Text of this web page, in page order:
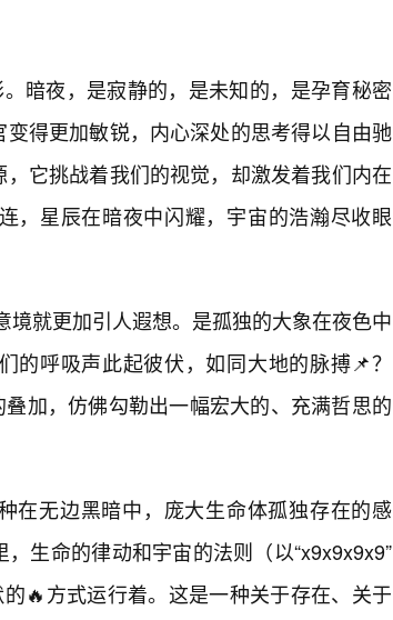
暗夜，是寂静的，是未知的，是孕育秘密
得更加敏锐，内心深处的思考得以自由驰
它挑战着我们的视觉，却激发着我们内在
，星辰在暗夜中闪耀，宇宙的浩瀚尽收眼
境就更加引人遐想。是孤独的大象在夜色中
的呼吸声此起彼伏，如同大地的脉搏📌？
加，仿佛勾勒出一幅宏大的、充满哲思的
在无边黑暗中，庞大生命体孤独存在的感
生命的律动和宇宙的法则（以“x9x9x9x9”
🔥方式运行着。这是一种关于存在、关于